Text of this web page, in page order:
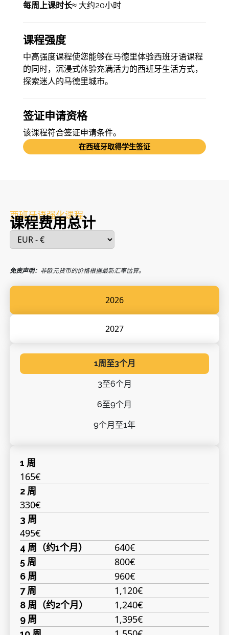
每周上课时长≈ 大约20小时
课程强度
中高强度课程使您能够在马德里体验西班牙语课程
的同时，沉浸式体验充满活力的西班牙生活方式，
探索迷人的马德里城市。
签证申请资格
该课程符合签证申请条件。
在西班牙取得学生签证
2026
2027
1周至3个月
3至6个月
6至9个月
9个月至1年
1 周
165€
2 周
330€
3 周
495€
4 周（约1个月） 640€
5 周 800€
6 周 960€
7 周 1,120€
8 周（约2个月） 1,240€
9 周 1,395€
西班牙语强化课程
课程费用总计
免责声明： 非欧元货币的价格根据最新汇率估算。